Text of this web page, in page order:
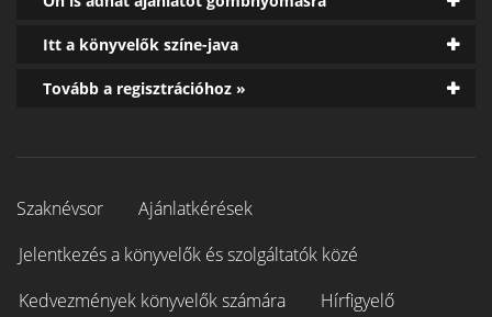
Itt a könyvelők színe-java
Tovább a regisztrációhoz »
Szaknévsor
Ajánlatkérések
Jelentkezés a könyvelők és szolgáltatók közé
Kedvezmények könyvelők számára
Hírfigyelő